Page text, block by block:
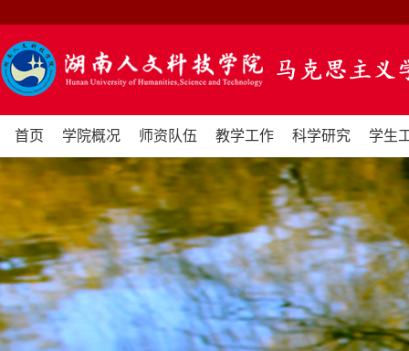
首页 学院概况 师资队伍 教学工作 科学研究 学生